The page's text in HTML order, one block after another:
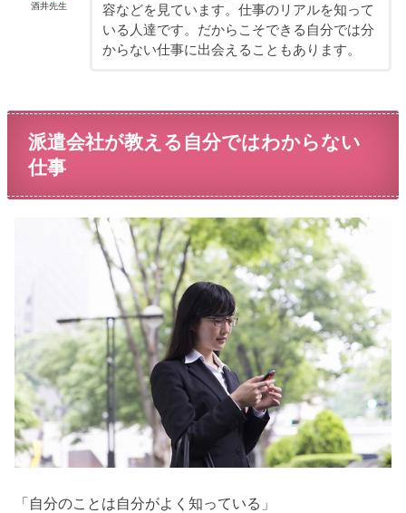
酒井先生
容などを見ています。仕事のリアルを知って
いる人達です。だからこそできる自分では分
からない仕事に出会えることもあります。
派遣会社が教える自分ではわからない
仕事
「自分のことは自分がよく知っている」